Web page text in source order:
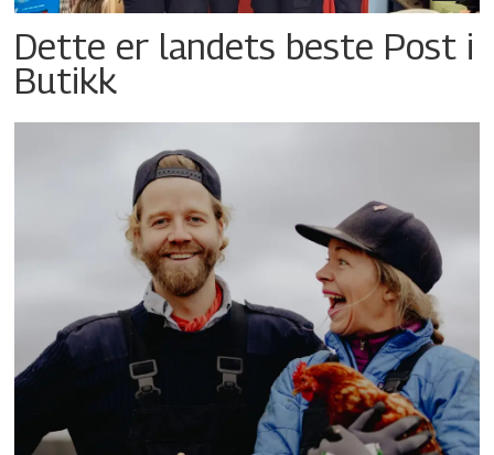
Dette er landets beste Post i
Butikk